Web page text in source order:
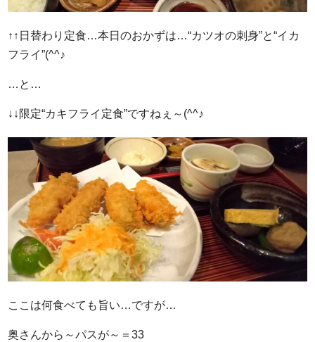
↑↑日替わり定食…本日のおかずは…“カツオの刺身”と“イカ
フライ”(^^♪
…と…
↓↓限定“カキフライ定食”ですねぇ～(^^♪
ここは何食べても旨い…ですが…
奥さんから～パスが～＝33